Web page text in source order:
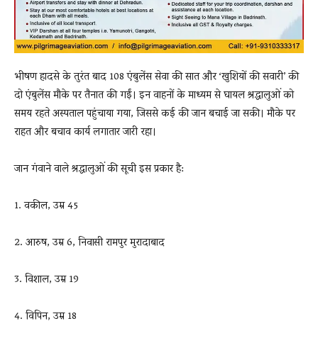
भीषण हादसे के तुरंत बाद 108 एंबुलेंस सेवा की सात और ‘खुशियों की सवारी’ की
दो एंबुलेंस मौके पर तैनात की गईं। इन वाहनों के माध्यम से घायल श्रद्धालुओं को
समय रहते अस्पताल पहुंचाया गया, जिससे कई की जान बचाई जा सकी। मौके पर
राहत और बचाव कार्य लगातार जारी रहा।
जान गंवाने वाले श्रद्धालुओं की सूची इस प्रकार है:
1. वकील, उम्र 45
2. आरुष, उम्र 6, निवासी रामपुर मुरादाबाद
3. विशाल, उम्र 19
4. विपिन, उम्र 18